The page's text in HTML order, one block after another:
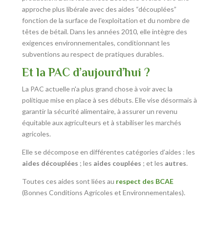
approche plus libérale avec des aides “découplées”
fonction de la surface de l'exploitation et du nombre de
têtes de bétail. Dans les années 2010, elle intègre des
exigences environnementales, conditionnant les
subventions au respect de pratiques durables.
Et la PAC d’aujourd’hui ?
La PAC actuelle n'a plus grand chose à voir avec la
politique mise en place à ses débuts. Elle vise désormais à
garantir la sécurité alimentaire, à assurer un revenu
équitable aux agriculteurs et à stabiliser les marchés
agricoles.
Elle se décompose en différentes catégories d’aides : les
aides découplées ; les aides couplées ; et les autres.
Toutes ces aides sont liées au respect des BCAE
(Bonnes Conditions Agricoles et Environnementales).